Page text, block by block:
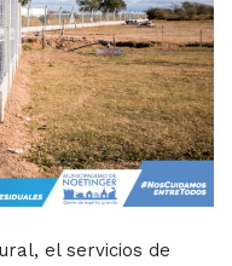
el servicios de